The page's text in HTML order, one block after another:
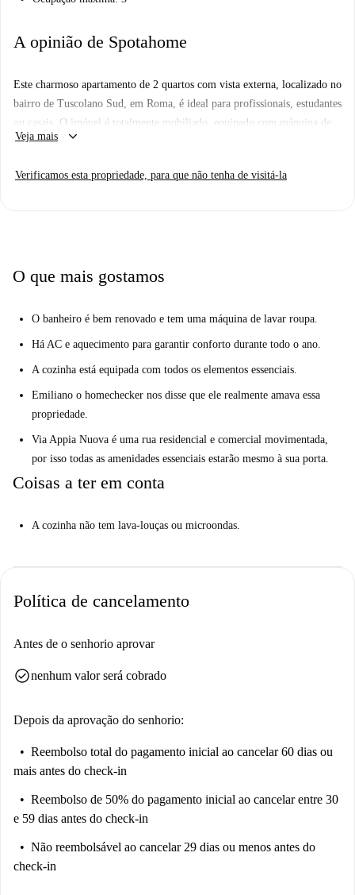
A opinião de Spotahome
Este charmoso apartamento de 2 quartos com vista externa, localizado no
bairro de Tuscolano Sud, em Roma, é ideal para profissionais, estudantes
ou casais. O imóvel é totalmente mobiliado, equipado com máquina de
lavar roupa privativa e ar-condicionado central para o seu conforto. O
equipada para que você possa preparar suas refeições. Este imóvel passou
uma curta distância de diversos pontos turísticos e conveniências. O
proximidades. Além disso, você encontrará uma vibrante seleção de
opções gastronômicas e de compras na região, como o Tigre Amico e
restaurantes, como o Incontrada Roma e o Babù, garantindo que você
tenha muitas alternativas para satisfazer suas necessidades culinárias.
Veja mais keyboard_arrow_down
Verificamos esta propriedade, para que não tenha de visitá-la
O que mais gostamos
O banheiro é bem renovado e tem uma máquina de lavar roupa.
Há AC e aquecimento para garantir conforto durante todo o ano.
A cozinha está equipada com todos os elementos essenciais.
Emiliano o homechecker nos disse que ele realmente amava essa
propriedade.
Via Appia Nuova é uma rua residencial e comercial movimentada,
por isso todas as amenidades essenciais estarão mesmo à sua porta.
Coisas a ter em conta
A cozinha não tem lava-louças ou microondas.
Política de cancelamento
Antes de o senhorio aprovar
check_circlenenhum valor será cobrado
Depois da aprovação do senhorio:
Reembolso total do pagamento inicial ao cancelar 60 dias ou
mais antes do check-in
Reembolso de 50% do pagamento inicial ao cancelar entre 30
e 59 dias antes do check-in
Não reembolsável ao cancelar 29 dias ou menos antes do
check-in